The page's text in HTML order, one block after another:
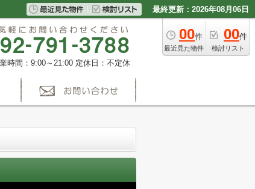
最終更新：2026年08月06日
00件
最近見た物件
00件
検討リスト
時間：9:00～21:00 定休日：不定休